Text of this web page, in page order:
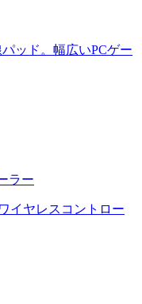
ッド。幅広いPCゲー
ラー
イヤレスコントロー